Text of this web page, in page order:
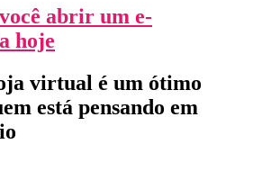
abrir um e-
hoje
virtual é um ótimo
está pensando em